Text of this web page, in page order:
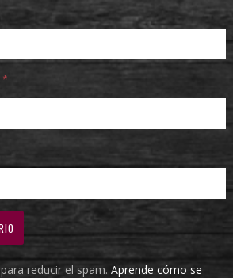
*
reducir el spam. Aprende cómo se